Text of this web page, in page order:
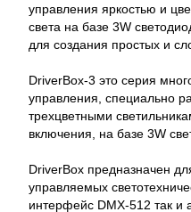
управления яркостью и
света на базе 3W
для создания простых и
DriverBox-3 это серия
управления, специально
трехцветными
включения, на базе 3W
DriverBox предназначен
управляемых
интерфейс DMX-512 так